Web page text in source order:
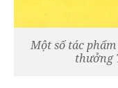
Một số tác
thưởng